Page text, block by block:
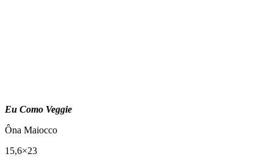
Eu Como Veggie
Ôna Maiocco
15,6×23